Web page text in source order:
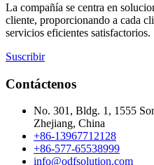
La compañía se centra en
cliente, proporcionando a cada
servicios eficientes satisfactorios.
Suscribir
Contáctenos
No. 301, Bldg. 1, 1555
Zhejiang, China
+86-13967712128
+86-577-65538999
info@odfsolution.com